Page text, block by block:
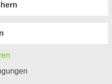
gespeicherter
personenbezogener
Daten verwendet